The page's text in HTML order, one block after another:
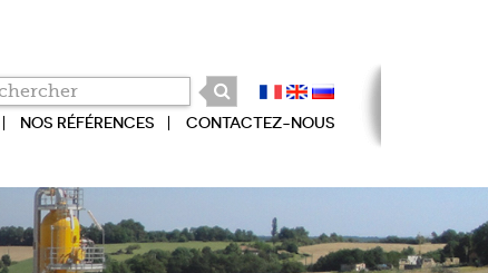
NOS RÉFÉRENCES CONTACTEZ-NOUS